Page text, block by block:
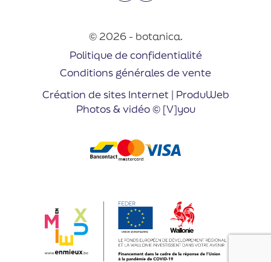
Facebook
Email
© 2026 - botanica.
Politique de confidentialité
Conditions générales de vente
Création de sites Internet | ProduWeb
Photos & vidéo © [V]you